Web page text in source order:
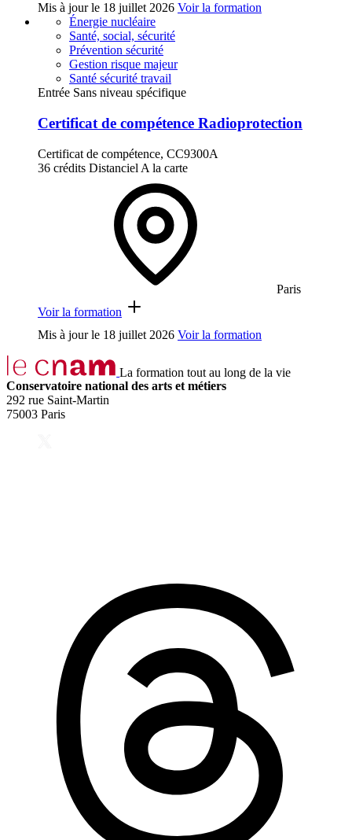
Mis à jour le 18 juillet 2026 Voir la formation
Énergie nucléaire
Santé, social, sécurité
Prévention sécurité
Gestion risque majeur
Santé sécurité travail
Entrée Sans niveau spécifique
Certificat de compétence Radioprotection
Certificat de compétence, CC9300A
36 crédits Distanciel A la carte
Paris
Voir la formation
Mis à jour le 18 juillet 2026 Voir la formation
La formation tout au long de la vie
Conservatoire national des arts et métiers
292 rue Saint-Martin
75003 Paris